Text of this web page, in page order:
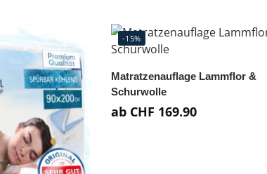
-15%
Matratzenauflage Lammflor &
Schurwolle
ab CHF 169.90